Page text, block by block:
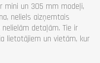
mini un 305 mm modeļi,
neliels aizņemtais
detaļām. Tie ir
lietotājiem un vietām, kur